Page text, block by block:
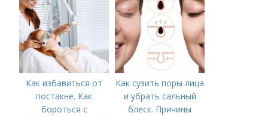
Как избавиться от
постакне. Как
бороться с
Как сузить поры лица
и убрать сальный
блеск. Причины